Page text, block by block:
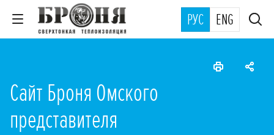
РУС ENG
Сайт Броня Омского
представителя